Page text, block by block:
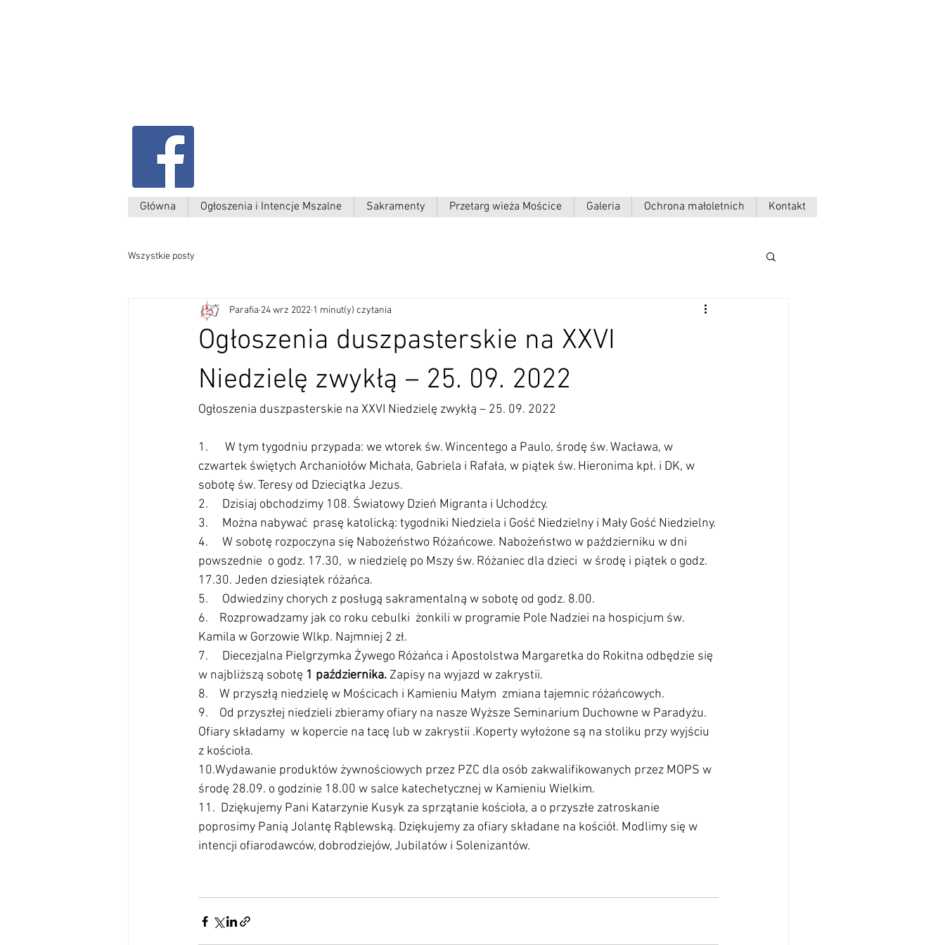
Główna Ogłoszenia i Intencje Mszalne Sakramenty Przetarg wieża Mościce Galeria Ochrona małoletnich Kontakt
Wszystkie posty
Ogłoszenia duszpasterskie na XXVI
Niedzielę zwykłą – 25. 09. 2022
Parafia 24 wrz 2022 1 minut(y) czytania
Ogłoszenia duszpasterskie na XXVI Niedzielę zwykłą – 25. 09. 2022
1.      W tym tygodniu przypada: we wtorek św. Wincentego a Paulo, środę św. Wacława, w
czwartek świętych Archaniołów Michała, Gabriela i Rafała, w piątek św. Hieronima kpł. i DK, w
sobotę św. Teresy od Dzieciątka Jezus.
2.     Dzisiaj obchodzimy 108. Światowy Dzień Migranta i Uchodźcy.
3.     Można nabywać  prasę katolicką: tygodniki Niedziela i Gość Niedzielny i Mały Gość Niedzielny.
4.     W sobotę rozpoczyna się Nabożeństwo Różańcowe. Nabożeństwo w październiku w dni
powszednie  o godz. 17.30,  w niedzielę po Mszy św. Różaniec dla dzieci  w środę i piątek o godz.
17.30. Jeden dziesiątek różańca.
5.     Odwiedziny chorych z posługą sakramentalną w sobotę od godz. 8.00.
6.    Rozprowadzamy jak co roku cebulki  żonkili w programie Pole Nadziei na hospicjum św.
Kamila w Gorzowie Wlkp. Najmniej 2 zł.
7.     Diecezjalna Pielgrzymka Żywego Różańca i Apostolstwa Margaretka do Rokitna odbędzie się
w najbliższą sobotę 1 października. Zapisy na wyjazd w zakrystii.
8.    W przyszłą niedzielę w Mościcach i Kamieniu Małym  zmiana tajemnic różańcowych.
9.    Od przyszłej niedzieli zbieramy ofiary na nasze Wyższe Seminarium Duchowne w Paradyżu.
Ofiary składamy  w kopercie na tacę lub w zakrystii .Koperty wyłożone są na stoliku przy wyjściu
z kościoła.
10.Wydawanie produktów żywnościowych przez PZC dla osób zakwalifikowanych przez MOPS w
środę 28.09. o godzinie 18.00 w salce katechetycznej w Kamieniu Wielkim.
11.  Dziękujemy Pani Katarzynie Kusyk za sprzątanie kościoła, a o przyszłe zatroskanie
poprosimy Panią Jolantę Rąblewską. Dziękujemy za ofiary składane na kościół. Modlimy się w
intencji ofiarodawców, dobrodziejów, Jubilatów i Solenizantów.